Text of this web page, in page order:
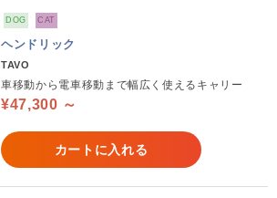
DOG CAT
ヘンドリック
TAVO
車移動から電車移動まで幅広く使えるキャリー
¥47,300 ～
カートに入れる